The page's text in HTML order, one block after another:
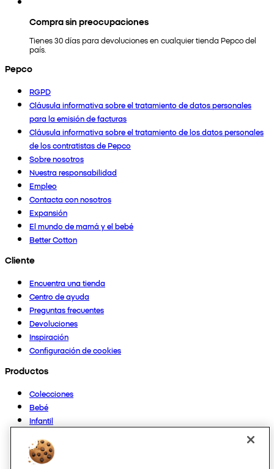
Compra sin preocupaciones
Tienes 30 días para devoluciones en cualquier tienda Pepco del
país.
Pepco
RGPD
Cláusula informativa sobre el tratamiento de datos personales
para la emisión de facturas
Cláusula informativa sobre el tratamiento de los datos personales
de los contratistas de Pepco
Sobre nosotros
Nuestra responsabilidad
Empleo
Contacta con nosotros
Expansión
El mundo de mamá y el bebé
Better Cotton
Cliente
Encuentra una tienda
Centro de ayuda
Preguntas frecuentes
Devoluciones
Inspiración
Configuración de cookies
Productos
Colecciones
Bebé
Infantil
Mujer
Hombre